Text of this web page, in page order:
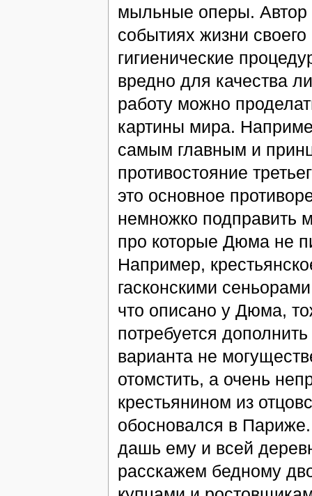
мыльные оперы. Автор
событиях жизни
гигиенические
вредно для качества
работу можно
картины мира.
самым главным и
противостояние
это основное
немножко подправить
про которые Дюма не
Например,
гасконскими
что описано у Дюма,
потребуется
варианта не
отомстить, а очень
крестьянином из
обосновался в
дашь ему и всей
расскажем бедному